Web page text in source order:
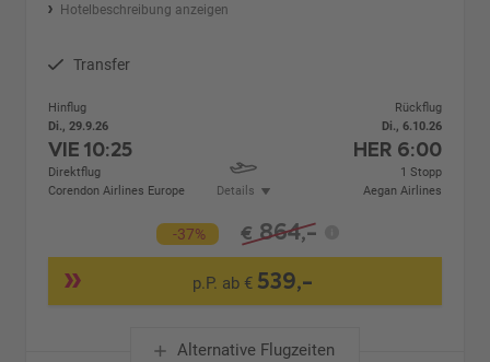
Hotelbeschreibung anzeigen
Transfer
Hinflug
Di., 29.9.26
VIE10:25
Direktflug
Corendon Airlines Europe
Details
Rückflug
Di., 6.10.26
HER 6:00
1 Stopp
Aegan Airlines
-37% € 864,-
p.P. ab € 539,-
Alternative Flugzeiten